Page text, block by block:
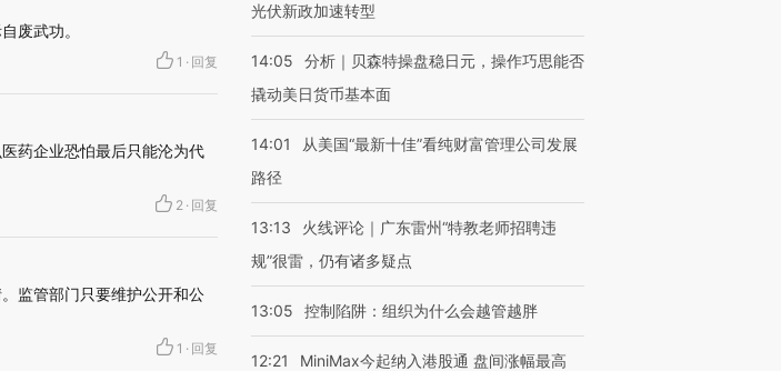
废武功。
1 · 回复
药企业恐怕最后只能沦为代
2 · 回复
监管部门只要维护公开和公
1 · 回复
光伏新政加速转型
14:05
分析｜贝森特操盘稳日元，操作巧思能否
撬动美日货币基本面
14:01
从美国“最新十佳”看纯财富管理公司发展
路径
13:13
火线评论｜广东雷州“特教老师招聘违
规”很雷，仍有诸多疑点
13:05 控制陷阱：组织为什么会越管越胖
12:21
MiniMax今起纳入港股通 盘间涨幅最高